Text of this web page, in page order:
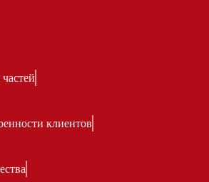
клиентов